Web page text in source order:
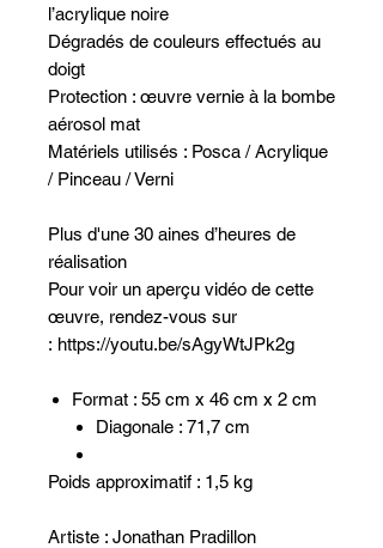
l’acrylique noire
Dégradés de couleurs effectués au
doigt
Protection : œuvre vernie à la bombe
aérosol mat
Matériels utilisés : Posca / Acrylique
/ Pinceau / Verni
Plus d'une 30 aines d’heures de
réalisation
Pour voir un aperçu vidéo de cette
œuvre, rendez-vous sur
: https://youtu.be/sAgyWtJPk2g
Format : 55 cm x 46 cm x 2 cm
Diagonale : 71,7 cm
Poids approximatif : 1,5 kg
Artiste : Jonathan Pradillon